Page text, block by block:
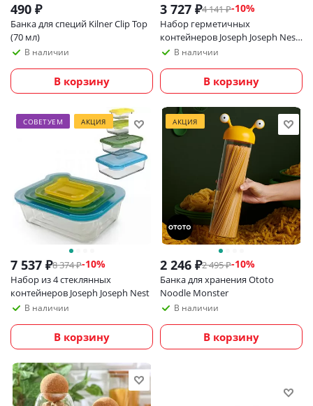
490 ₽
Банка для специй Kilner Clip Top
(70 мл)
В наличии
В корзину
3 727 ₽4 141₽-10%
Набор герметичных
контейнеров Joseph Joseph Nest
Lock Sky, 3 шт
В наличии
В корзину
СОВЕТУЕМ АКЦИЯ
7 537 ₽8 374₽-10%
Набор из 4 стеклянных
контейнеров Joseph Joseph Nest
В наличии
В корзину
АКЦИЯ
2 246 ₽2 495₽-10%
Банка для хранения Ototo
Noodle Monster
В наличии
В корзину